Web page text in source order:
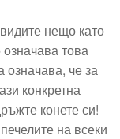
нещо като
означава това
означава, че за
конкретна
конете си!
на всеки